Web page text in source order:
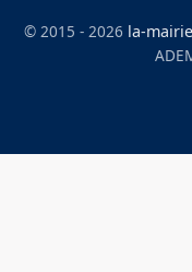
© 2015 - 2026 la-